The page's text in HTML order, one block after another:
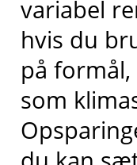
variabel
hvis du
på formål,
som